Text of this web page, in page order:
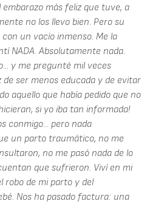
más feliz que tuve, a
no los llevo bien. Pero su
un vacío inmenso. Me la
NADA. Absolutamente nada.
y me pregunté mil veces
ser menos educada y de evitar
aquello que había pedido que no
si yo iba tan informada!
conmigo... pero nada
un parto traumático, no me
no me pasó nada de lo
que sufrieron. Viví en mi
robo de mi parto y del
Nos ha pasado factura: una